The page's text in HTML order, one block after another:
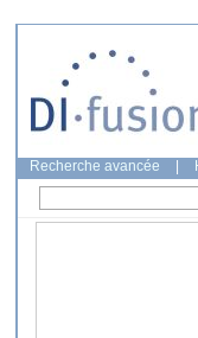
Recherche avancée